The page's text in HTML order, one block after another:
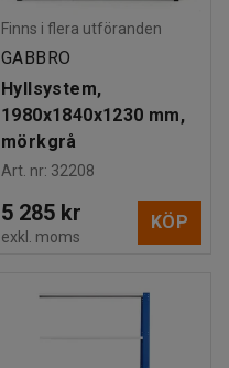
Finns i flera utföranden
GABBRO
Hyllsystem,
1980x1840x1230 mm,
mörkgrå
Art. nr: 32208
5 285 kr
exkl. moms
KÖP